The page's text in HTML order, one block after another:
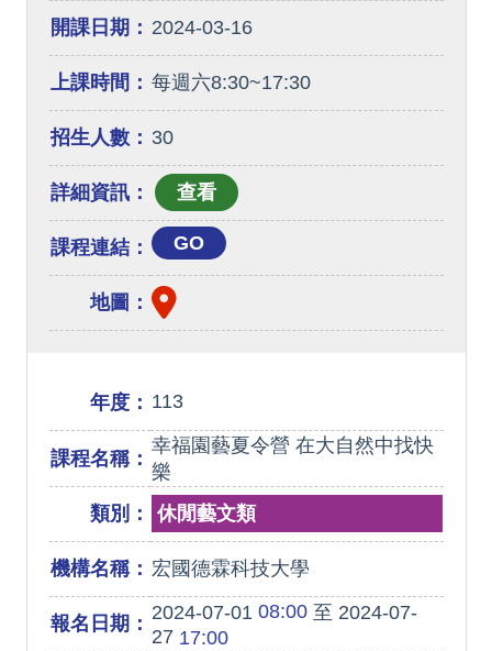
開課日期： 2024-03-16
上課時間： 每週六8:30~17:30
招生人數： 30
詳細資訊：
課程連結： GO
地圖：
年度： 113
課程名稱：
幸福園藝夏令營 在大自然中找快
樂
類別：
休閒藝文類
機構名稱： 宏國德霖科技大學
報名日期： 2024-07-01 08:00至 2024-07-
27 17:00